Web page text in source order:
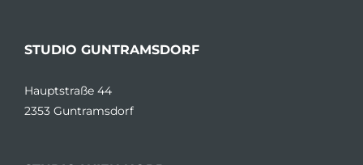
STUDIO GUNTRAMSDORF
Hauptstraße 44
2353 Guntramsdorf